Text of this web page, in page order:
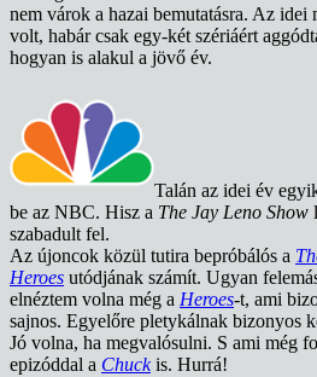
nem várok a hazai bemutatásra. Az
volt, habár csak egy-két szériáért
hogyan is alakul a jövő év.
Talán az idei év
be az NBC. Hisz a The Jay Leno Show
szabadult fel.
Az újoncok közül tutira bepróbálós a
Heroes utódjának számít. Ugyan
elnéztem volna még a Heroes-t, ami
sajnos. Egyelőre pletykálnak bizonyos
Jó volna, ha megvalósulni. S ami még
epizóddal a Chuckis. Hurrá!